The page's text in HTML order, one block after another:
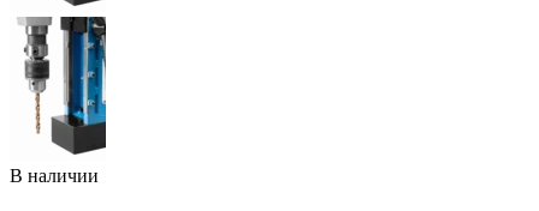
В наличии